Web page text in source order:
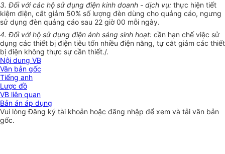
3. Đối với các hộ sử dụng điện kinh doanh - dịch vụ: thực hiện tiết
kiệm điện, cắt giảm 50% số lượng đèn dùng cho quảng cáo, ngưng
sử dụng đèn quảng cáo sau 22 giờ 00 mỗi ngày.
4. Đối với hộ sử dụng điện ánh sáng sinh hoạt: cần hạn chế việc sử
dụng các thiết bị điện tiêu tốn nhiều điện năng, tự cắt giảm các thiết
bị điện không thực sự cần thiết./.
Nội dung VB
Văn bản gốc
Tiếng anh
Lược đồ
VB liên quan
Bản án áp dụng
Vui lòngĐăng ký tài khoản hoặc đăng nhập để xem và tải văn bản
gốc.